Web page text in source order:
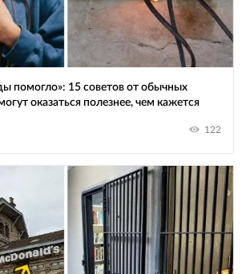
помогло»: 15 советов от обычных
оказаться полезнее, чем кажется
122